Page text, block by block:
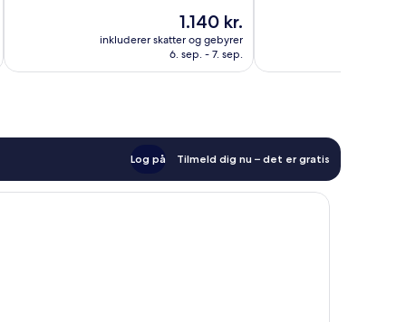
Prisen
er
1.140 kr.
1.140 kr.
inkluderer skatter og gebyrer
6. sep. - 7. sep.
anmeldelser
Log på Tilmeld dig nu – det er gratis